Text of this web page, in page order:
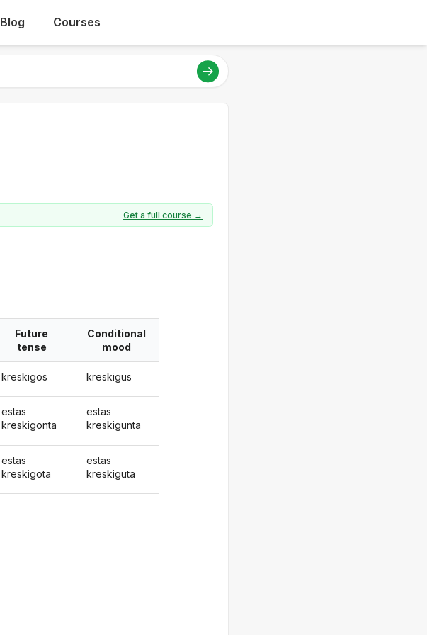
Blog Courses
Get a full course →
Future
tense
kreskigos
estas
kreskigonta
estas
kreskigota
Conditional
mood
kreskigus
estas
kreskigunta
estas
kreskiguta